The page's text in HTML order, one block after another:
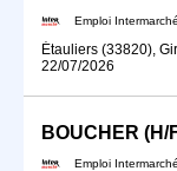
Emploi Intermarché
Étauliers (33820),
22/07/2026
BOUCHER (H/
Emploi Intermarché